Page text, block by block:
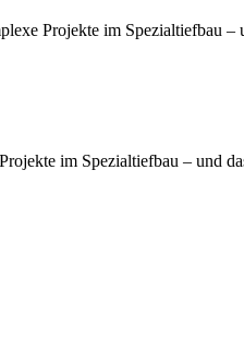
Projekte im Spezialtiefbau –
im Spezialtiefbau – und